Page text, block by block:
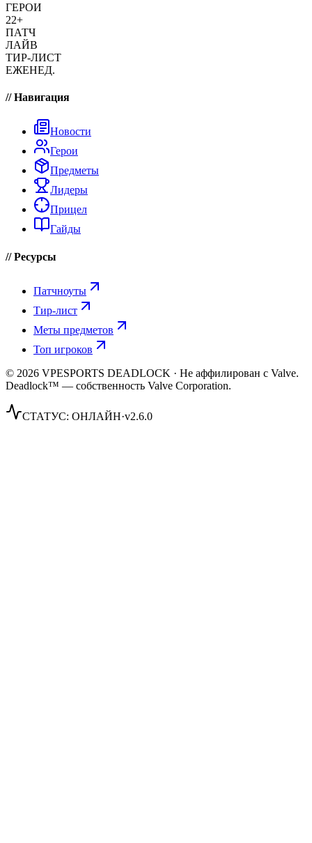
ГЕРОИ
22+
ПАТЧ
ЛАЙВ
ТИР-ЛИСТ
ЕЖЕНЕД.
// Навигация
Новости
Герои
Предметы
Лидеры
Прицел
Гайды
// Ресурсы
Патчноуты
Тир-лист
Меты предметов
Топ игроков
© 2026 VPESPORTS DEADLOCK · Не аффилирован с Valve.
Deadlock™ — собственность Valve Corporation.
СТАТУС: ОНЛАЙН·v2.6.0